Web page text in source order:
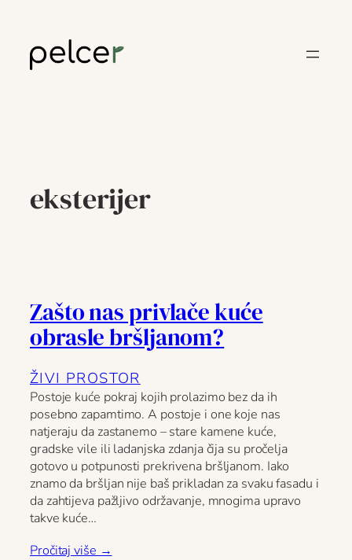
sadržaja
eksterijer
Zašto nas privlače kuće
obrasle bršljanom?
ŽIVI PROSTOR
Postoje kuće pokraj kojih prolazimo bez da ih
posebno zapamtimo. A postoje i one koje nas
natjeraju da zastanemo – stare kamene kuće,
gradske vile ili ladanjska zdanja čija su pročelja
gotovo u potpunosti prekrivena bršljanom. Iako
znamo da bršljan nije baš prikladan za svaku fasadu i
da zahtijeva pažljivo održavanje, mnogima upravo
takve kuće…
Pročitaj više →